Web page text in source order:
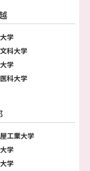
学
科大学
学
科大学
工業大学
学
学